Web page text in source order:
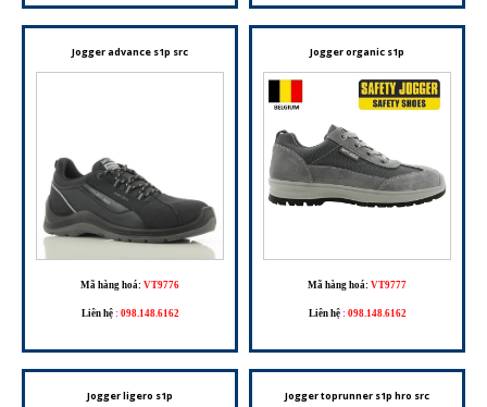
Jogger advance s1p src
Mã hàng hoá: VT9776
Liên hệ : 098.148.6162
Jogger organic s1p
Mã hàng hoá: VT9777
Liên hệ : 098.148.6162
Jogger ligero s1p Jogger toprunner s1p hro src